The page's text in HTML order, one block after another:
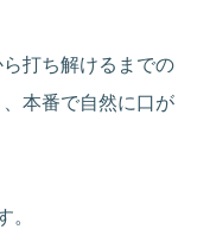
打ち解けるまでの
本番で自然に口が
。